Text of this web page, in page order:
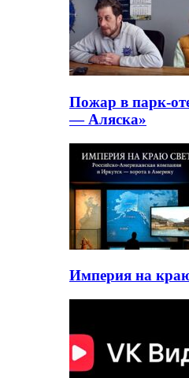
Пожар в парк-
— Аляска»
Империя на